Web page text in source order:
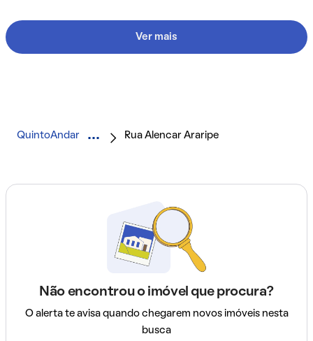
Ver mais
QuintoAndar Rua Alencar Araripe
Não encontrou o imóvel que procura?
O alerta te avisa quando chegarem novos imóveis nesta
busca